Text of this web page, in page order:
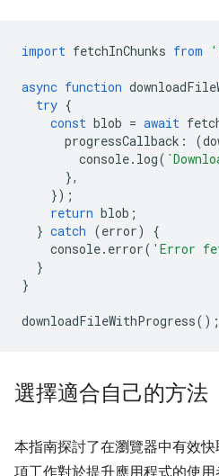
import fetchInChunks from
async function
try {
const blob = await
progressCallback : (
console. log(
},
});
return blob ;
} catch (error)
{
console. error( 'Error
}
}
downloadFileWithProgress();
選擇適合自己的方法
本指南探討了在瀏覽器中有效